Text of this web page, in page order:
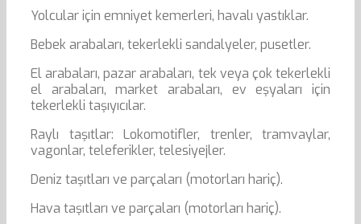
Yolcular için emniyet kemerleri, havalı yastıklar.
Bebek arabaları, tekerlekli sandalyeler, pusetler.
El arabaları, pazar arabaları, tek veya çok tekerlekli
el arabaları, market arabaları, ev eşyaları için
tekerlekli taşıyıcılar.
Raylı taşıtlar: Lokomotifler, trenler, tramvaylar,
vagonlar, teleferikler, telesiyejler.
Deniz taşıtları ve parçaları (motorları hariç).
Hava taşıtları ve parçaları (motorları hariç).